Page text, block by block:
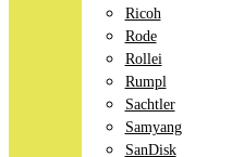
Ricoh
Rode
Rollei
Rumpl
Sachtler
Samyang
SanDisk